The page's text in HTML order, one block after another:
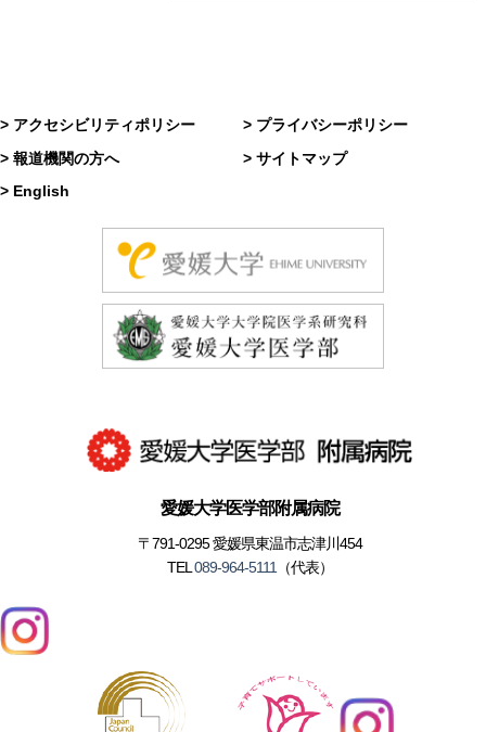
愛媛大学医学部附属病院
〒791-0295 愛媛県東温市志津川454
TEL 089-964-5111 （代表）
> アクセシビリティポリシー
> プライバシーポリシー
> 報道機関の方へ
> サイトマップ
> English